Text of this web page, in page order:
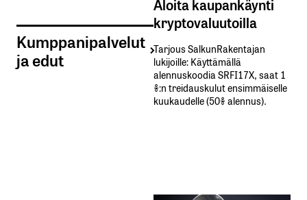
Kumppanipalvelut
ja edut
kryptovaluutoilla
Tarjous SalkunRakentajan
lukijoille: Käyttämällä​ ​
alennuskoodia​ ​SRFI17X,​ ​saat​ ​1
%:n treidauskulut​ ​ensimmäiselle​ ​
kuukaudelle​ ​(50%​ ​alennus).